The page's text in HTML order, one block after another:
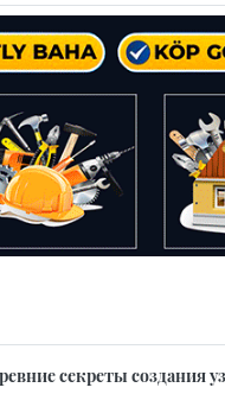
секреты создания